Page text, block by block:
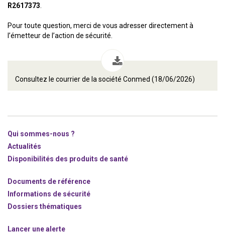
R2617373
Pour toute question, merci de vous adresser directement à
l’émetteur de l’action de sécurité.
Consultez le courrier de la société Conmed (18/06/2026)
Qui sommes-nous ?
Actualités
Disponibilités des produits de santé
Documents de référence
Informations de sécurité
Dossiers thématiques
Lancer une alerte